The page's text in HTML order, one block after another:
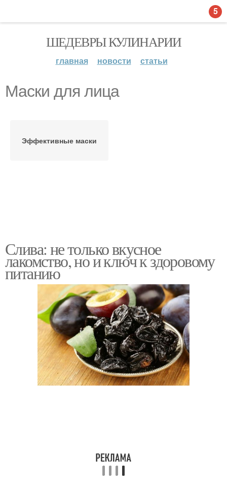
ШЕДЕВРЫ КУЛИНАРИИ
главная новости статьи
Маски для лица
Эффективные маски
Слива: не только вкусное
лакомство, но и ключ к здоровому
питанию
5